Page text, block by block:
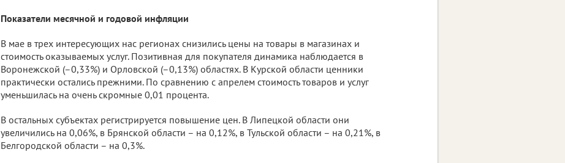
Показатели месячной и годовой инфляции
В мае в трех интересующих нас регионах снизились цены на товары в магазинах и
стоимость оказываемых услуг. Позитивная для покупателя динамика наблюдается в
Воронежской (–0,33%) и Орловской (–0,13%) областях. В Курской области ценники
практически остались прежними. По сравнению с апрелем стоимость товаров и услуг
уменьшилась на очень скромные 0,01 процента.
В остальных субъектах регистрируется повышение цен. В Липецкой области они
увеличились на 0,06%, в Брянской области – на 0,12%, в Тульской области – на 0,21%, в
Белгородской области – на 0,3%.